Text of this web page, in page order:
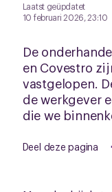
Laatst geüpdatet
10 februari 2026, 23:10
De
en Covestro
vastgelopen.
de werkgever
die we
Deel deze pagina